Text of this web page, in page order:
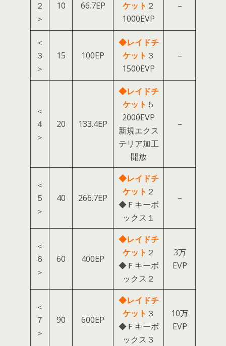
２
＞
10 66.7EP ケット ２
1000EVP
–
＜
３
＞
15 100EP
◆レイドチ
ケット ３
1500EVP
–
＜
４
＞
20 133.4EP
◆レイドチ
ケット ５
2000EVP
新規エクス
テリア加工
開放
–
＜
５
＞
40 266.7EP
◆レイドチ
ケット ２
◆Ｆキーボ
ックス１
–
＜
６
＞
60 400EP
◆レイドチ
ケット ２
◆Ｆキーボ
ックス２
3万
EVP
＜
７
＞
90 600EP
◆レイドチ
ケット ３
◆Ｆキーボ
ックス３
10万
EVP